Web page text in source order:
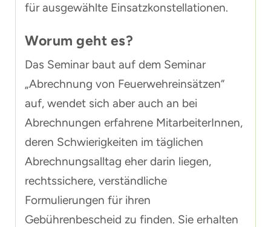
für ausgewählte Einsatzkonstellationen.
Worum geht es?
Das Seminar baut auf dem Seminar
„Abrechnung von Feuerwehreinsätzen“
auf, wendet sich aber auch an bei
Abrechnungen erfahrene MitarbeiterInnen,
deren Schwierigkeiten im täglichen
Abrechnungsalltag eher darin liegen,
rechtssichere, verständliche
Formulierungen für ihren
Gebührenbescheid zu finden. Sie erhalten